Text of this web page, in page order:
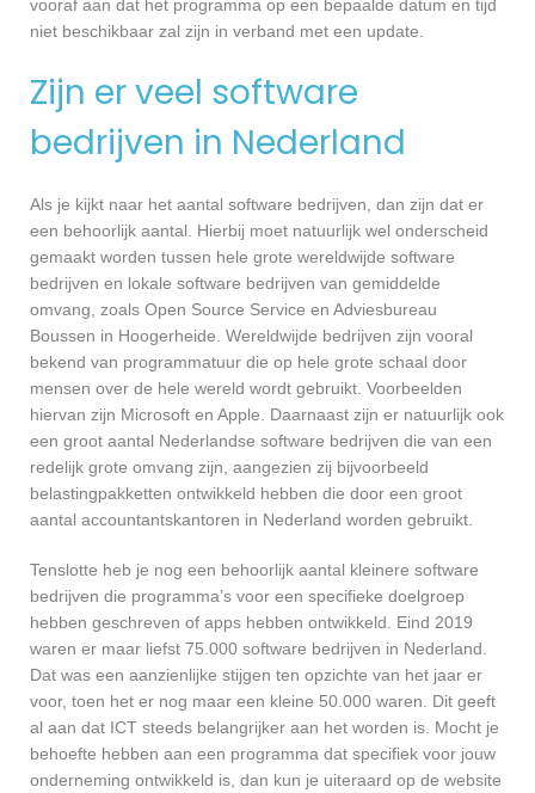
vooraf aan dat het programma op een bepaalde datum en tijd
niet beschikbaar zal zijn in verband met een update.
Zijn er veel software
bedrijven in Nederland
Als je kijkt naar het aantal software bedrijven, dan zijn dat er
een behoorlijk aantal. Hierbij moet natuurlijk wel onderscheid
gemaakt worden tussen hele grote wereldwijde software
bedrijven en lokale software bedrijven van gemiddelde
omvang, zoals Open Source Service en Adviesbureau
Boussen in Hoogerheide. Wereldwijde bedrijven zijn vooral
bekend van programmatuur die op hele grote schaal door
mensen over de hele wereld wordt gebruikt. Voorbeelden
hiervan zijn Microsoft en Apple. Daarnaast zijn er natuurlijk ook
een groot aantal Nederlandse software bedrijven die van een
redelijk grote omvang zijn, aangezien zij bijvoorbeeld
belastingpakketten ontwikkeld hebben die door een groot
aantal accountantskantoren in Nederland worden gebruikt.
Tenslotte heb je nog een behoorlijk aantal kleinere software
bedrijven die programma’s voor een specifieke doelgroep
hebben geschreven of apps hebben ontwikkeld. Eind 2019
waren er maar liefst 75.000 software bedrijven in Nederland.
Dat was een aanzienlijke stijgen ten opzichte van het jaar er
voor, toen het er nog maar een kleine 50.000 waren. Dit geeft
al aan dat ICT steeds belangrijker aan het worden is. Mocht je
behoefte hebben aan een programma dat specifiek voor jouw
onderneming ontwikkeld is, dan kun je uiteraard op de website